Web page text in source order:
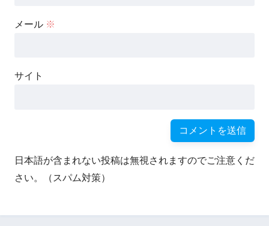
メール ※
サイト
日本語が含まれない投稿は無視されますのでご注意くだ
さい。（スパム対策）